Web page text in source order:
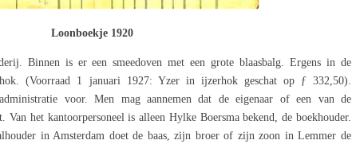
Loonboekje 1920
Binnen is er een smeedoven met een grote blaasbalg. Ergens in de
(Voorraad 1 januari 1927: Yzer in ijzerhok geschat op ƒ 332,50).
voor. Men mag aannemen dat de eigenaar of een van de
Van het kantoorpersoneel is alleen Hylke Boersma bekend, de boekhouder.
in Amsterdam doet de baas, zijn broer of zijn zoon in Lemmer de